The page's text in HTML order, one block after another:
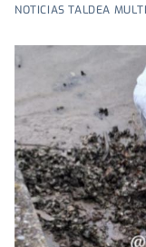
NOTICIAS TALDEA